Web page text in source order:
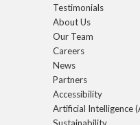
Testimonials
About Us
Our Team
Careers
News
Partners
Accessibility
Artificial Intelligence
Sustainability